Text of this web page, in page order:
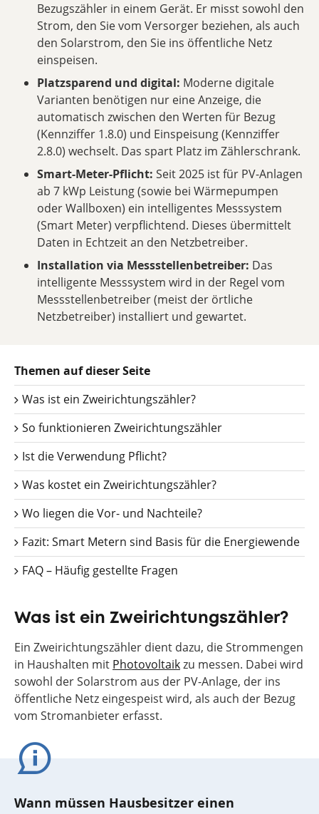
Bezugszähler in einem Gerät. Er misst sowohl den
Strom, den Sie vom Versorger beziehen, als auch
den Solarstrom, den Sie ins öffentliche Netz
einspeisen.
Platzsparend und digital: Moderne digitale
Varianten benötigen nur eine Anzeige, die
automatisch zwischen den Werten für Bezug
(Kennziffer 1.8.0) und Einspeisung (Kennziffer
2.8.0) wechselt. Das spart Platz im Zählerschrank.
Smart-Meter-Pflicht: Seit 2025 ist für PV-Anlagen
ab 7 kWp Leistung (sowie bei Wärmepumpen
oder Wallboxen) ein intelligentes Messsystem
(Smart Meter) verpflichtend. Dieses übermittelt
Daten in Echtzeit an den Netzbetreiber.
Installation via Messstellenbetreiber: Das
intelligente Messsystem wird in der Regel vom
Messstellenbetreiber (meist der örtliche
Netzbetreiber) installiert und gewartet.
Themen auf dieser Seite
Was ist ein Zweirichtungszähler?
So funktionieren Zweirichtungszähler
Ist die Verwendung Pflicht?
Was kostet ein Zweirichtungszähler?
Wo liegen die Vor- und Nachteile?
Fazit: Smart Metern sind Basis für die Energiewende
FAQ – Häufig gestellte Fragen
Was ist ein Zweirichtungszähler?
Ein Zweirichtungszähler dient dazu, die Strommengen
in Haushalten mit Photovoltaikzu messen. Dabei wird
sowohl der Solarstrom aus der PV-Anlage, der ins
öffentliche Netz eingespeist wird, als auch der Bezug
vom Stromanbieter erfasst.
Wann müssen Hausbesitzer einen